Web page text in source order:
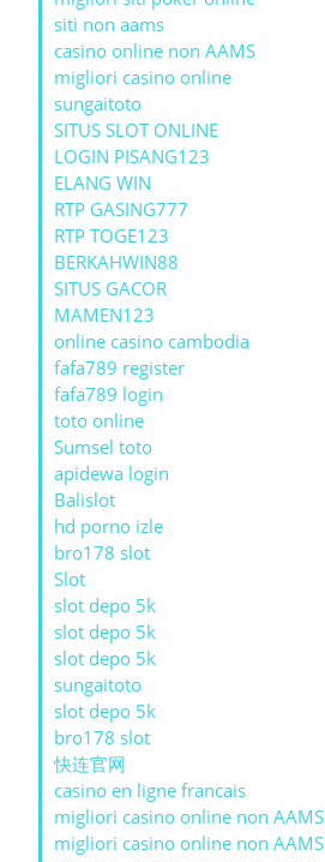
siti non aams
casino online non AAMS
migliori casino online
sungaitoto
SITUS SLOT ONLINE
LOGIN PISANG123
ELANG WIN
RTP GASING777
RTP TOGE123
BERKAHWIN88
SITUS GACOR
MAMEN123
online casino cambodia
fafa789 register
fafa789 login
toto online
Sumsel toto
apidewa login
Balislot
hd porno izle
bro178 slot
Slot
slot depo 5k
slot depo 5k
slot depo 5k
sungaitoto
slot depo 5k
bro178 slot
快连官网
casino en ligne francais
migliori casino online non AAMS
migliori casino online non AAMS